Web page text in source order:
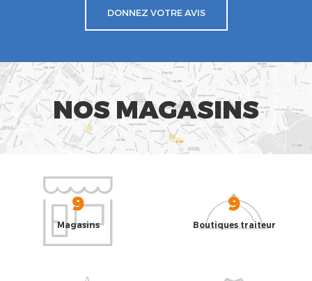
DONNEZ VOTRE AVIS
NOS MAGASINS
9
Magasins
9
Boutiques traiteur